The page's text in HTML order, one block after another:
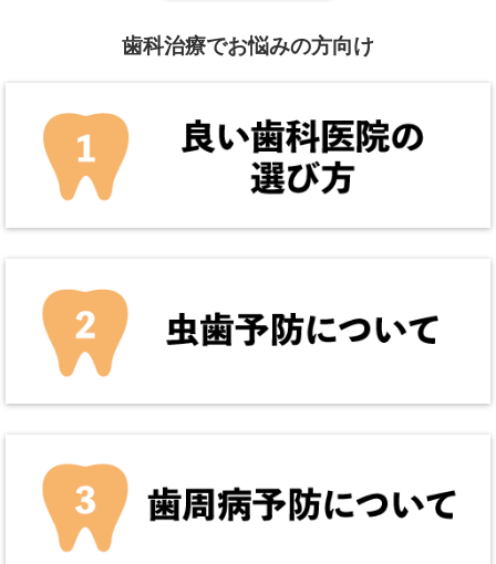
歯科治療でお悩みの方向け